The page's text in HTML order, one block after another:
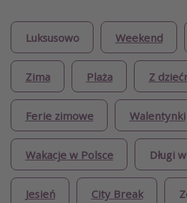
Luksusowo Weekend
Zima Plaża Z
Ferie zimowe Walentynki
Wakacje w Polsce Długi
Jesień City Break